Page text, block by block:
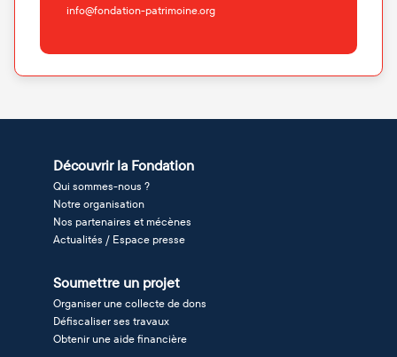
info@fondation-patrimoine.org
Découvrir la Fondation
Qui sommes-nous ?
Notre organisation
Nos partenaires et mécènes
Actualités / Espace presse
Soumettre un projet
Organiser une collecte de dons
Défiscaliser ses travaux
Obtenir une aide financière